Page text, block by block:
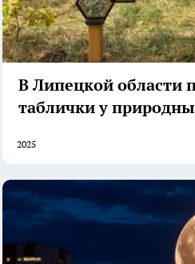
В Липецкой области
таблички у
2025